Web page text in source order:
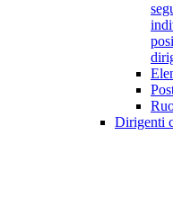
Dirigenti